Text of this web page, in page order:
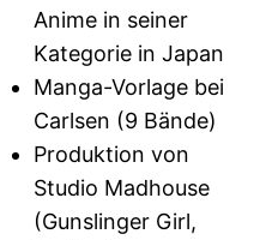
Anime in seiner
Kategorie in Japan
Manga-Vorlage bei
Carlsen (9 Bände)
Produktion von
Studio Madhouse
(Gunslinger Girl,